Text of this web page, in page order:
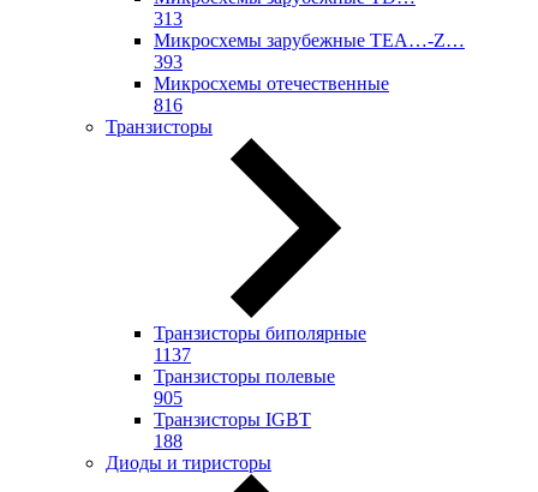
313
Микросхемы зарубежные TEA…-Z…
393
Микросхемы отечественные
816
Транзисторы
Транзисторы биполярные
1137
Транзисторы полевые
905
Транзисторы IGBT
188
Диоды и тиристоры